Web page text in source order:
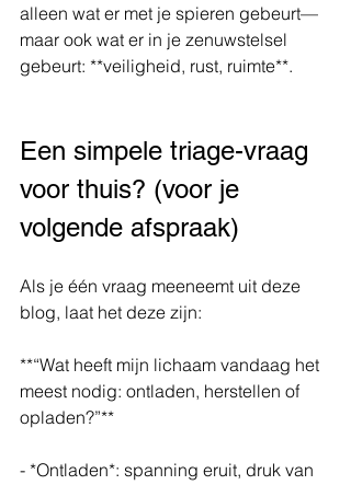
alleen wat er met je spieren gebeurt—
maar ook wat er in je zenuwstelsel
gebeurt: **veiligheid, rust, ruimte**.
Een simpele triage-vraag
voor thuis? (voor je
volgende afspraak)
Als je één vraag meeneemt uit deze
blog, laat het deze zijn:
**“Wat heeft mijn lichaam vandaag het
meest nodig: ontladen, herstellen of
opladen?”**
- *Ontladen*: spanning eruit, druk van